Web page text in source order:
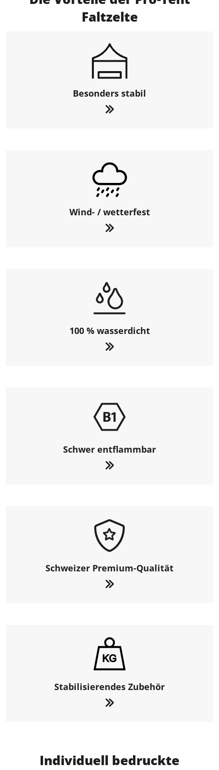
Faltzelte
Besonders stabil
Wind- / wetterfest
100 % wasserdicht
Schwer entflammbar
Schweizer Premium-Qualität
Stabilisierendes Zubehör
Individuell bedruckte